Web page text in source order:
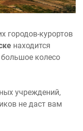
городов-курортов
находится
колесо
учреждений,
не даст вам